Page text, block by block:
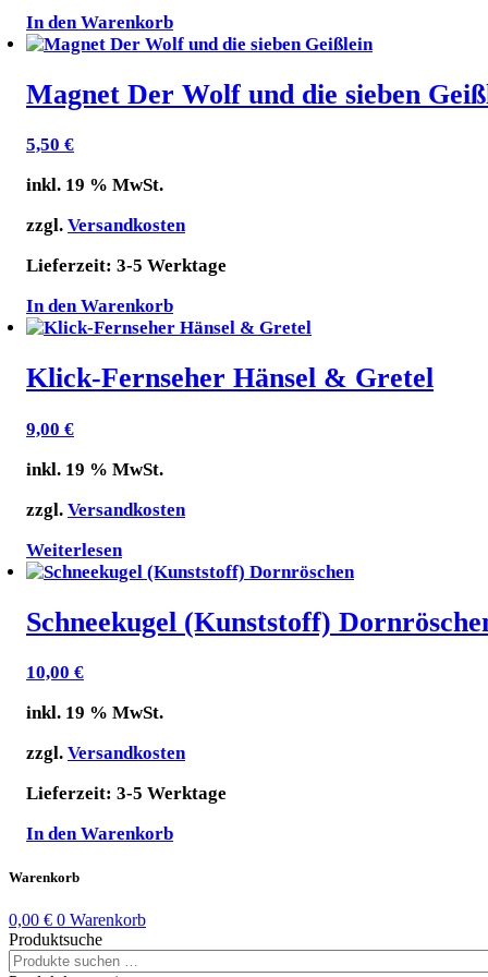
In den Warenkorb
Magnet Der Wolf und die sieben
5,50 €
inkl. 19 % MwSt.
zzgl. Versandkosten
Lieferzeit: 3-5 Werktage
In den Warenkorb
Klick-Fernseher Hänsel & Gretel
9,00 €
inkl. 19 % MwSt.
zzgl. Versandkosten
Weiterlesen
Schneekugel (Kunststoff)
10,00 €
inkl. 19 % MwSt.
zzgl. Versandkosten
Lieferzeit: 3-5 Werktage
In den Warenkorb
Warenkorb
0,00 € 0 Warenkorb
Produktsuche
Suchen